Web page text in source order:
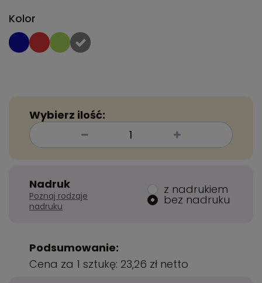
Kolor
Wybierz ilość:
Nadruk
Poznaj rodzaje
nadruku
z nadrukiem
bez nadruku
Podsumowanie:
Cena za 1 sztukę: 23,26 zł netto